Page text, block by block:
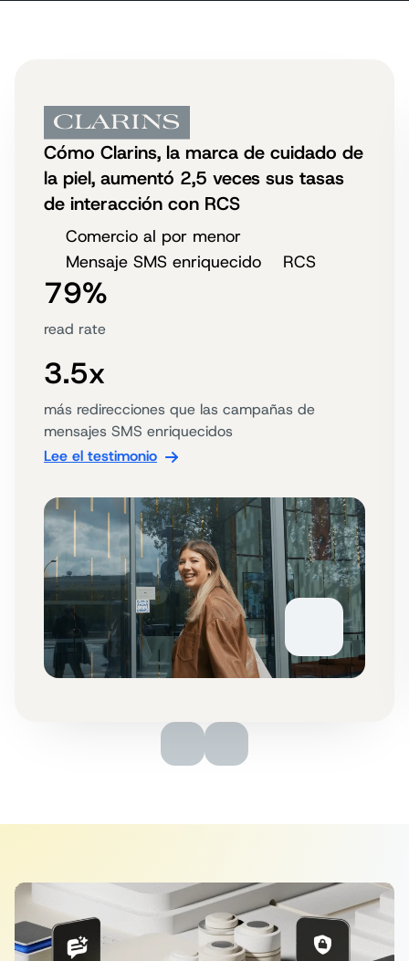
Cómo Clarins, la marca de cuidado de
la piel, aumentó 2,5 veces sus tasas
de interacción con RCS
Comercio al por menor
Mensaje SMS enriquecido
RCS
79%
read rate
3.5x
más redirecciones que las campañas de
mensajes SMS enriquecidos
Lee el testimonio